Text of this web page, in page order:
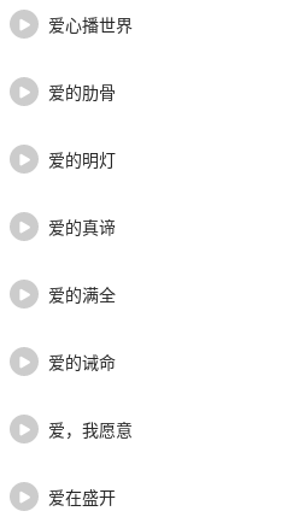
爱心播世界
爱的肋骨
爱的明灯
爱的真谛
爱的满全
爱的诫命
爱，我愿意
爱在盛开